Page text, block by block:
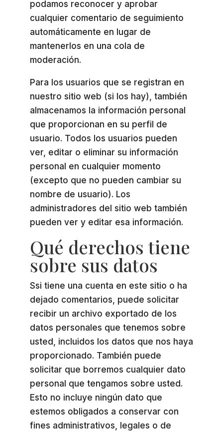
podamos reconocer y aprobar
cualquier comentario de seguimiento
automáticamente en lugar de
mantenerlos en una cola de
moderación.
Para los usuarios que se registran en
nuestro sitio web (si los hay), también
almacenamos la información personal
que proporcionan en su perfil de
usuario. Todos los usuarios pueden
ver, editar o eliminar su información
personal en cualquier momento
(excepto que no pueden cambiar su
nombre de usuario). Los
administradores del sitio web también
pueden ver y editar esa información.
Qué derechos tiene
sobre sus datos
Ssi tiene una cuenta en este sitio o ha
dejado comentarios, puede solicitar
recibir un archivo exportado de los
datos personales que tenemos sobre
usted, incluidos los datos que nos haya
proporcionado. También puede
solicitar que borremos cualquier dato
personal que tengamos sobre usted.
Esto no incluye ningún dato que
estemos obligados a conservar con
fines administrativos, legales o de